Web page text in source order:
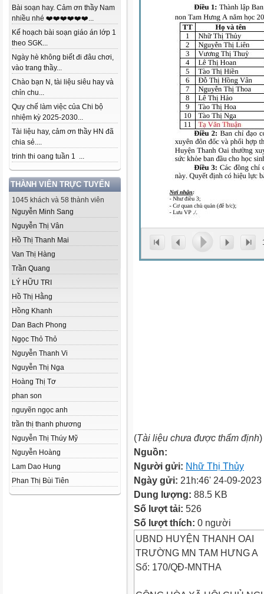
Bài soạn hay. Cảm ơn thầy Nam
nhiều nhé ❤️❤️❤️❤️❤️❤️...
Kế hoạch bài soạn giáo án lớp 1
theo SGK...
Ngày hè không biết đi đâu chơi,
vào trang thầy...
Chào bạn N, tài liệu siêu hay và
chỉn chu...
Quy chế làm việc của Chi bộ
nhiệm kỳ 2025-2030...
Tài liệu hay, cảm ơn thầy HN đã
chia sẻ....
trinh thi oang tuần 1 ...
THÀNH VIÊN TRỰC TUYẾN
1045 khách và 58 thành viên
Nguyễn Minh Sang
Nguyễn Thị Vân
Hồ Thị Thanh Mai
Van Thị Hàng
Trần Quang
LÝ HỮU TRI
Hồ Thị Hằng
Hồng Khanh
Dan Bach Phong
Ngọc Thỏ Thỏ
Nguyễn Thanh Vi
Nguyễn Thị Nga
Hoàng Thị Tơ
phan son
nguyẽn ngọc anh
trần thị thanh phương
Nguyễn Thị Thúy Mỹ
Nguyễn Hoàng
Lam Dao Hung
Phan Thị Bùi Tiên
(Tài liệu chưa được thẩm định)
Nguồn:
Người gửi: Nhữ Thị Thủy
Ngày gửi: 21h:46' 24-09-2023
Dung lượng: 88.5 KB
Số lượt tải: 526
Số lượt thích: 0 người
UBND HUYỆN THANH OAI
TRƯỜNG MN TAM HƯNG A
Số: 170/QĐ-MNTHA